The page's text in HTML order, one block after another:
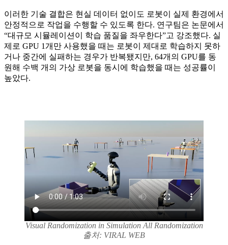
이러한 기술 결합은 현실 데이터 없이도 로봇이 실제 환경에서
안정적으로 작업을 수행할 수 있도록 한다. 연구팀은 논문에서
“대규모 시뮬레이션이 학습 품질을 좌우한다”고 강조했다. 실
제로 GPU 1개만 사용했을 때는 로봇이 제대로 학습하지 못하
거나 중간에 실패하는 경우가 반복됐지만, 64개의 GPU를 동
원해 수백 개의 가상 로봇을 동시에 학습했을 때는 성공률이
높았다.
Visual Randomization in Simulation All Randomization
출처: VIRAL WEB